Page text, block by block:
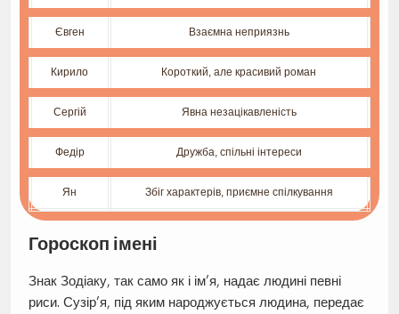
Євген Взаємна неприязнь
Кирило Короткий, але красивий роман
Сергій Явна незацікавленість
Федір Дружба, спільні інтереси
Ян Збіг характерів, приємне спілкування
Гороскоп імені
Знак Зодіаку, так само як і ім’я, надає людині певні
риси. Сузір’я, під яким народжується людина, передає